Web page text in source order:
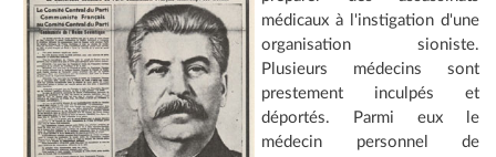
médicaux à l'instigation d'une
organisation sioniste.
Plusieurs médecins sont
prestement inculpés et
déportés. Parmi eux le
médecin personnel de